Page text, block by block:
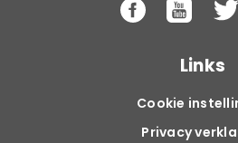
Links
Cookie
Privacy